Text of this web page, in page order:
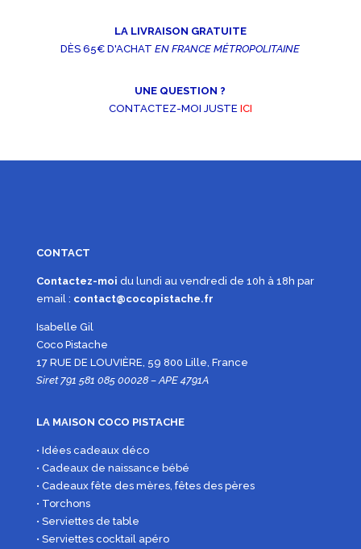
LA LIVRAISON GRATUITE
DÈS 65€ D'ACHATEN FRANCE MÉTROPOLITAINE
UNE QUESTION ?
CONTACTEZ-MOI JUSTE ICI
CONTACT
Contactez-moi du lundi au vendredi de 10h à 18h par
email : contact@cocopistache.fr
Isabelle Gil
Coco Pistache
17 RUE DE LOUVIÈRE, 59 800 Lille, France
Siret 791 581 085 00028 – APE 4791A
LA MAISON COCO PISTACHE
• Idées cadeaux déco
• Cadeaux de naissance bébé
• Cadeaux fête des mères, fêtes des pères
• Torchons
• Serviettes de table
• Serviettes cocktail apéro